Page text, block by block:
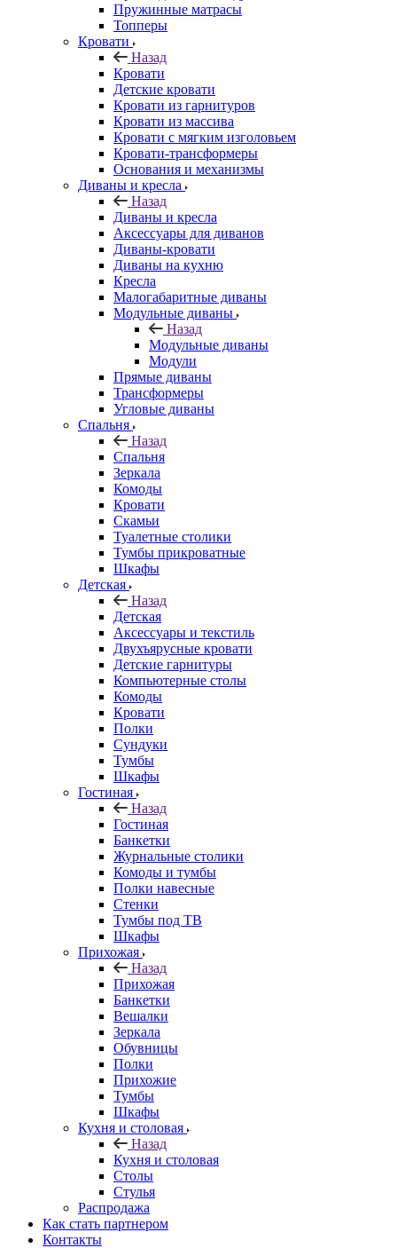
Пружинные матрасы
Топперы
Кровати
Назад
Кровати
Детские кровати
Кровати из гарнитуров
Кровати из массива
Кровати с мягким изголовьем
Кровати-трансформеры
Основания и механизмы
Диваны и кресла
Назад
Диваны и кресла
Аксессуары для диванов
Диваны-кровати
Диваны на кухню
Кресла
Малогабаритные диваны
Модульные диваны
Назад
Модульные диваны
Модули
Прямые диваны
Трансформеры
Угловые диваны
Спальня
Назад
Спальня
Зеркала
Комоды
Кровати
Скамьи
Туалетные столики
Тумбы прикроватные
Шкафы
Детская
Назад
Детская
Аксессуары и текстиль
Двухъярусные кровати
Детские гарнитуры
Компьютерные столы
Комоды
Кровати
Полки
Сундуки
Тумбы
Шкафы
Гостиная
Назад
Гостиная
Банкетки
Журнальные столики
Комоды и тумбы
Полки навесные
Стенки
Тумбы под ТВ
Шкафы
Прихожая
Назад
Прихожая
Банкетки
Вешалки
Зеркала
Обувницы
Полки
Прихожие
Тумбы
Шкафы
Кухня и столовая
Назад
Кухня и столовая
Столы
Стулья
Распродажа
Как стать партнером
Контакты